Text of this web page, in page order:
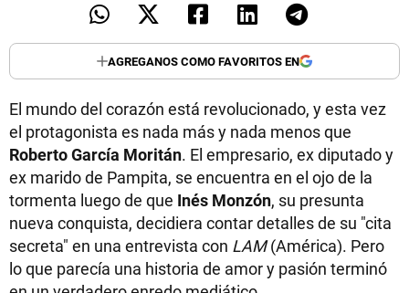
AGREGANOS COMO FAVORITOS EN
El mundo del corazón está revolucionado, y esta vez
el protagonista es nada más y nada menos que
Roberto García Moritán. El empresario, ex diputado y
ex marido de Pampita, se encuentra en el ojo de la
tormenta luego de que Inés Monzón, su presunta
nueva conquista, decidiera contar detalles de su "cita
secreta" en una entrevista con LAM(América). Pero
lo que parecía una historia de amor y pasión terminó